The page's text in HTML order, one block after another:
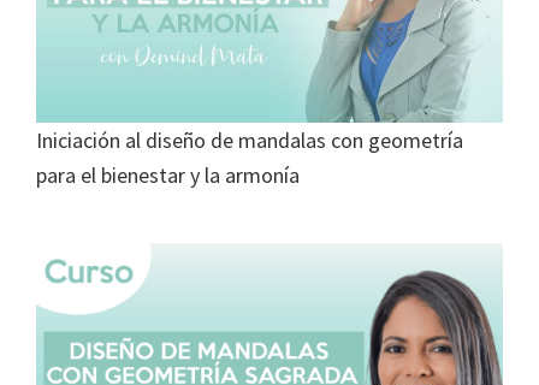
Iniciación al diseño de mandalas con geometría
para el bienestar y la armonía